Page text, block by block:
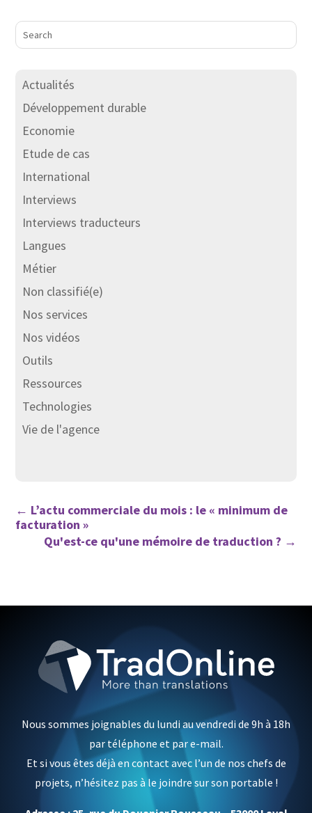
Actualités
Développement durable
Economie
Etude de cas
International
Interviews
Interviews traducteurs
Langues
Métier
Non classifié(e)
Nos services
Nos vidéos
Outils
Ressources
Technologies
Vie de l'agence
← L’actu commerciale du mois : le « minimum de
facturation »
Qu'est-ce qu'une mémoire de traduction ? →
Nous sommes joignables du lundi au vendredi de 9h à 18h
par téléphone et par e-mail.
Et si vous êtes déjà en contact avec l’un de nos chefs de
projets, n’hésitez pas à le joindre sur son portable !